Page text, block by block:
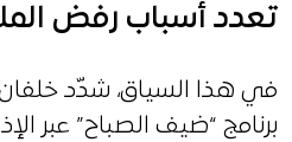
تعدد أسباب رفض
في هذا السياق، شدّد
برنامج “ضيف الصباح” عبر